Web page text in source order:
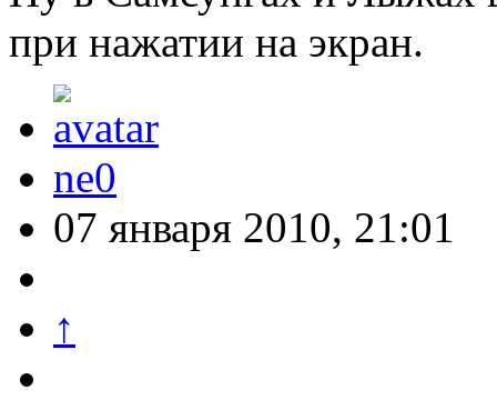
при нажатии на экран.
ne0
07 января 2010, 21:01
↑